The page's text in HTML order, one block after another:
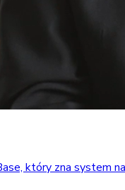
który zna system